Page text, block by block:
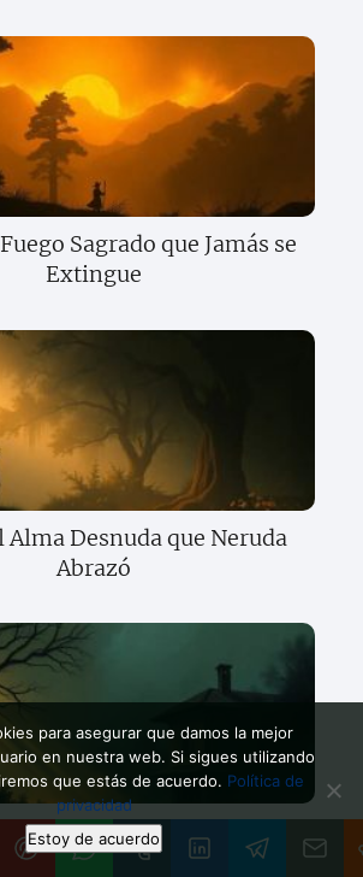
Sagrado que Jamás se
Extingue
Alma Desnuda que Neruda
Abrazó
Lucha y Esperanza en la
Poesía Turca
para asegurar que damos la mejor
en nuestra web. Si sigues utilizando
que estás de acuerdo. Política de
privacidad
Estoy de acuerdo